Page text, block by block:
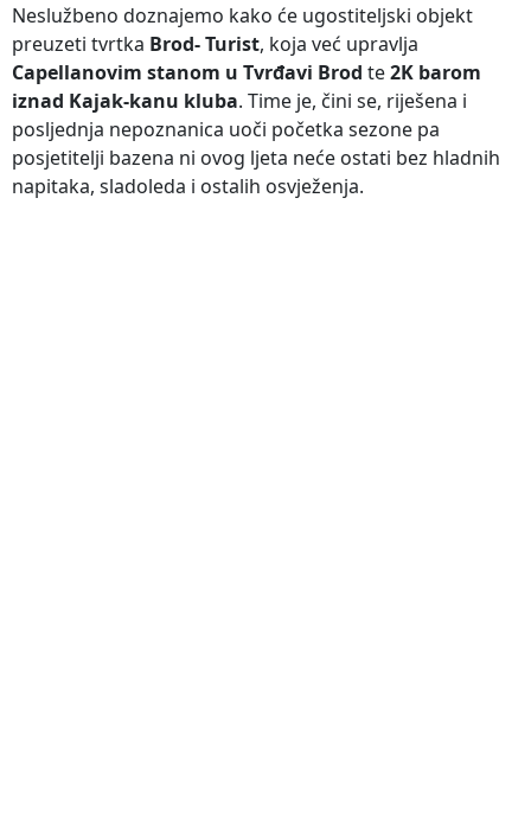
Neslužbeno doznajemo kako će ugostiteljski objekt
preuzeti tvrtka Brod- Turist, koja već upravlja
Capellanovim stanom u Tvrđavi Brod te2K barom
iznad Kajak-kanu kluba. Time je, čini se, riješena i
posljednja nepoznanica uoči početka sezone pa
posjetitelji bazena ni ovog ljeta neće ostati bez hladnih
napitaka, sladoleda i ostalih osvježenja.